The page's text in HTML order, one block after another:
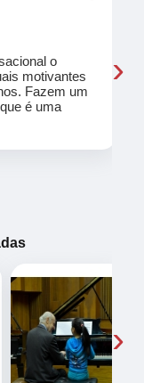
o
motivantes
Fazem um
é uma
›
›